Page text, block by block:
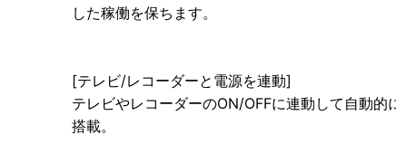
した稼働を保ちます。
[テレビ/レコーダーと電源を連動]
テレビやレコーダーのON/OFFに連動して自動
搭載。